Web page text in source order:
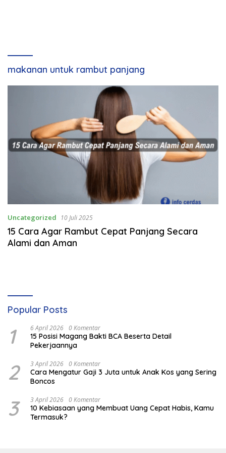
makanan untuk rambut panjang
Uncategorized 10 Juli 2025
15 Cara Agar Rambut Cepat Panjang Secara
Alami dan Aman
Popular Posts
1 6 April 2026 0 Komentar
15 Posisi Magang Bakti BCA Beserta Detail
Pekerjaannya
2 3 April 2026 0 Komentar
Cara Mengatur Gaji 3 Juta untuk Anak Kos yang Sering
Boncos
3 3 April 2026 0 Komentar
10 Kebiasaan yang Membuat Uang Cepat Habis, Kamu
Termasuk?